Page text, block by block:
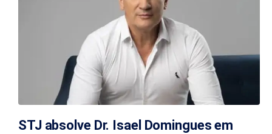
STJ absolve Dr. Isael Domingues em